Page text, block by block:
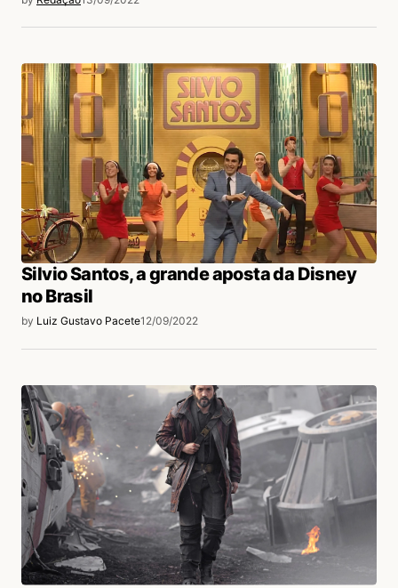
Silvio Santos, a grande aposta da Disney
no Brasil
by Luiz Gustavo Pacete12/09/2022